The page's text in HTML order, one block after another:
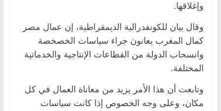
وإغلاقها.
وقال بيان للكونفدرالية الديمقراطية، إن عمال مصر
كمال المغرب يعانون جراء سياسات الخصخصة
وانسحاب الدولة من القطاعات الإنتاجية والخدماتية
المختلفة.
وتابعت أن هذا الأمر يزيد من معاناة العمال في كل
مكان، وعلى وجه الخصوص إذا كانت سياسات